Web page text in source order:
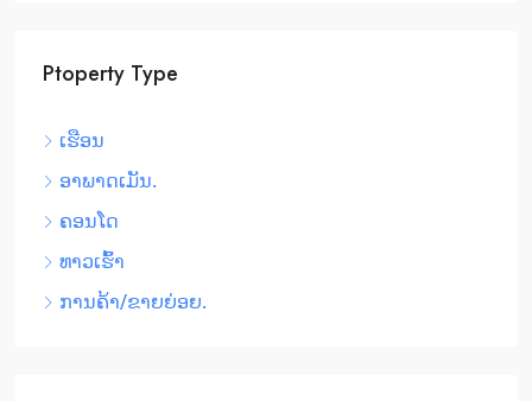
Ptoperty Type
ເຮືອນ
ອາພາດເມັນ.
ຄອນໂດ
ທາວເຮົ້າ
ການຄ້າ/ຂາຍຍ່ອຍ.